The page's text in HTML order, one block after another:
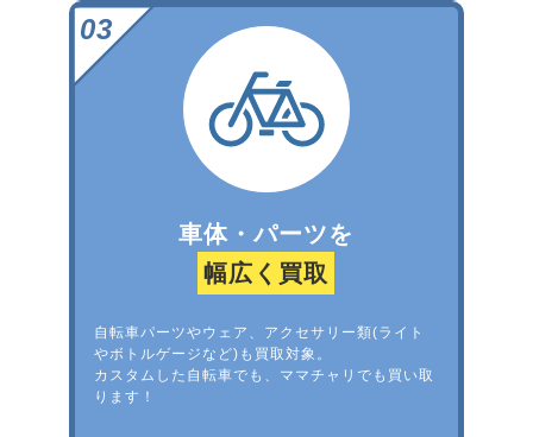
車体・パーツを
幅広く買取
自転車パーツやウェア、アクセサリー類(ライト
やボトルゲージなど)も買取対象。
カスタムした自転車でも、ママチャリでも買い取
ります！